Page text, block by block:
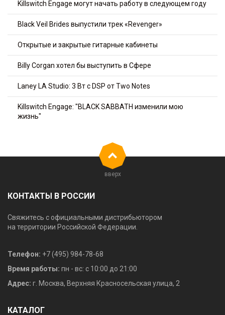
Killswitch Engage могут начать работу в следующем году
Black Veil Brides выпустили трек «Revenger»
Открытые и закрытые гитарные кабинеты
Billy Corgan хотел бы выступить в Сфере
Laney LA Studio: 3 Вт с DSP от Two Notes
Killswitch Engage: "BLACK SABBATH изменили мою
жизнь"
КОНТАКТЫ В РОССИИ
Свяжитесь с официальными дистрибьютором
на территории Российской Федерации.
Телефон: +7 (495) 984-78-68
Время работы: пн - вс: с 10:00 до 21:00
Адрес: г. Москва, Верхняя Красносельская улица, 2
КАТАЛОГ
вверх